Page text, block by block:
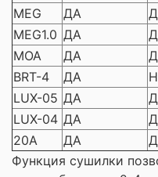
MEG
ДА
MEG1.0 ДА
MOA
ДА
BRT-4
ДА
LUX-05 ДА
LUX-04 ДА
20A
ДА
Функция сушилки